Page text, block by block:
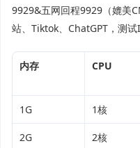
9929&五网回程9929（媲美
站、Tiktok、ChatGPT，测
内存 CPU
1G 1核
2G 2核